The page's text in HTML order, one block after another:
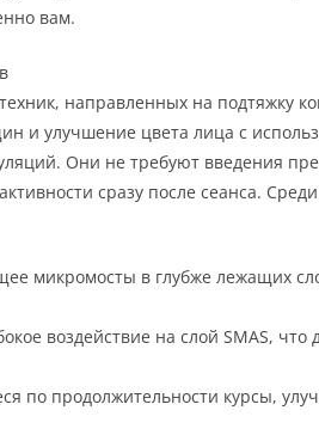
вам.
направленных на подтяжку
и улучшение цвета лица с
Они не требуют введения
сразу после сеанса.
микромосты в глубже лежащих
воздействие на слой SMAS, что
по продолжительности курсы,